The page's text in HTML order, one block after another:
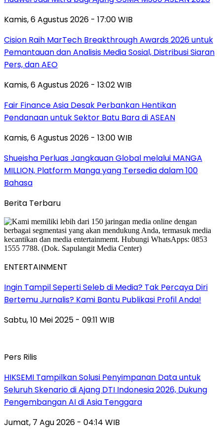
Kamis, 6 Agustus 2026 - 17:00 WIB
Cision Raih MarTech Breakthrough Awards 2026 untuk
Pemantauan dan Analisis Media Sosial, Distribusi Siaran
Pers, dan AEO
Kamis, 6 Agustus 2026 - 13:02 WIB
Fair Finance Asia Desak Perbankan Hentikan
Pendanaan untuk Sektor Batu Bara di ASEAN
Kamis, 6 Agustus 2026 - 13:00 WIB
Shueisha Perluas Jangkauan Global melalui MANGA
MILLION, Platform Manga yang Tersedia dalam 100
Bahasa
Berita Terbaru
ENTERTAINMENT
Ingin Tampil Seperti Seleb di Media? Tak Percaya Diri
Bertemu Jurnalis? Kami Bantu Publikasi Profil Anda!
Sabtu, 10 Mei 2025 - 09:11 WIB
Pers Rilis
HIKSEMI Tampilkan Solusi Penyimpanan Data untuk
Seluruh Skenario di Ajang DTI Indonesia 2026, Dukung
Pengembangan AI di Asia Tenggara
Jumat, 7 Agu 2026 - 04:14 WIB